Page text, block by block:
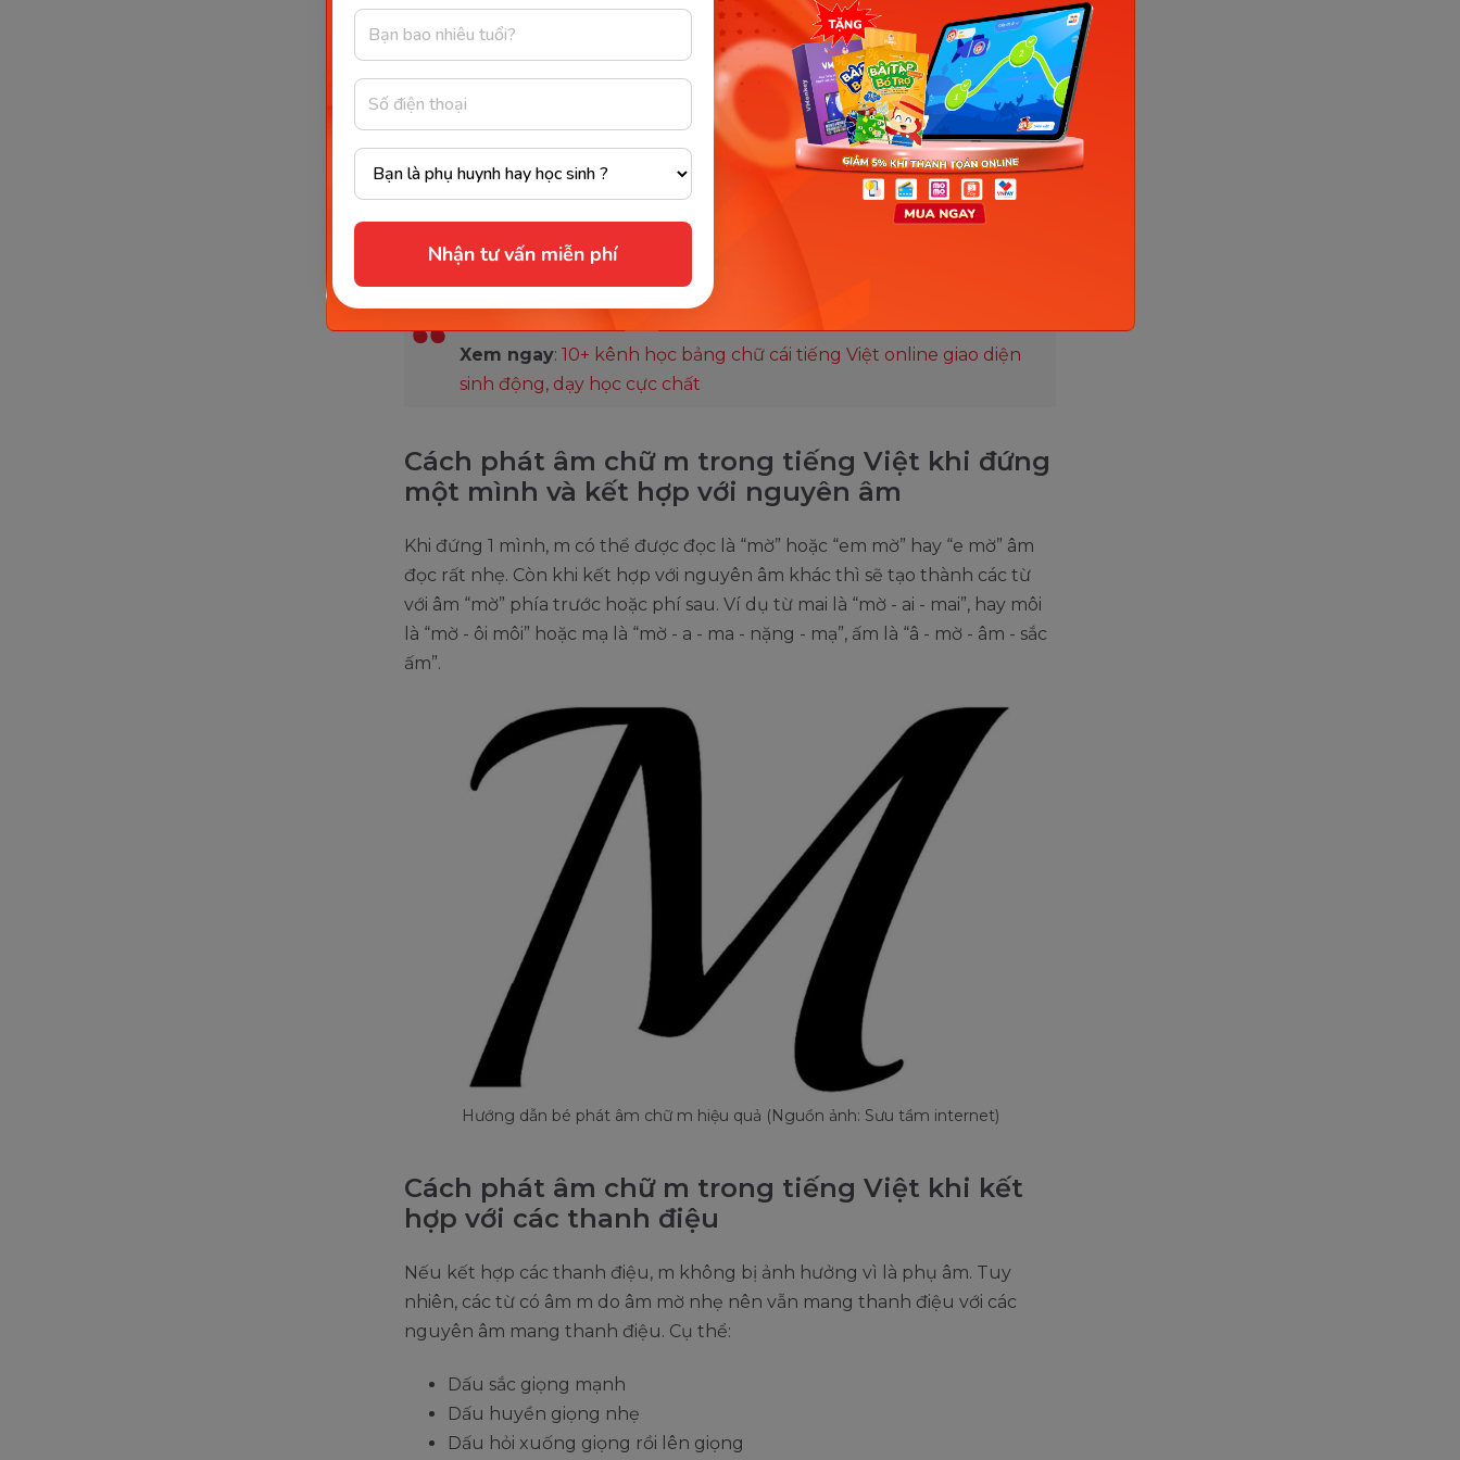
Nhận tư vấn miễn phí
chạm vào nhau trước khi chuẩn bị phát âm còn lưỡi để tự do trong miệng.
Khi bắt đầu phát âm thì đầu lưỡi hơi bật nhẹ xuống và đẩy ra ngoài. Mục
đích là để tạo luồng hơi từ họng đi qua mũi và tác động đến môi mở
miệng, tạo thành âm m.
Đối với cách phát âm chữ m trong tiếng Việt thì mọi người cần lưu ý là của
nó sẽ hơi nhẹ. Đây là âm mà không khí sẽ thoát ra đằng mũi nên nó còn
được gọi là âm mũi. Trong bảng chữ cái tiếng Việt thì m và n đều là âm mũi.
Cả hai âm có cách phát âm tương tự nhau nhưng cách phát âm của âm m
Xem ngay: 10+ kênh học bảng chữ cái tiếng Việt online giao diện
sinh động, dạy học cực chất
Cách phát âm chữ m trong tiếng Việt khi đứng
một mình và kết hợp với nguyên âm
Khi đứng 1 mình, m có thể được đọc là “mờ” hoặc “em mờ” hay “e mờ” âm
đọc rất nhẹ. Còn khi kết hợp với nguyên âm khác thì sẽ tạo thành các từ
với âm “mờ” phía trước hoặc phí sau. Ví dụ từ mai là “mờ - ai - mai”, hay môi
là “mờ - ôi môi” hoặc mạ là “mờ - a - ma - nặng - mạ”, ấm là “â - mờ - âm - sắc
ấm”.
Hướng dẫn bé phát âm chữ m hiệu quả (Nguồn ảnh: Sưu tầm internet)
Cách phát âm chữ m trong tiếng Việt khi kết
hợp với các thanh điệu
Nếu kết hợp các thanh điệu, m không bị ảnh hưởng vì là phụ âm. Tuy
nhiên, các từ có âm m do âm mờ nhẹ nên vẫn mang thanh điệu với các
nguyên âm mang thanh điệu. Cụ thể:
Dấu sắc giọng mạnh
Dấu huyền giọng nhẹ
Dấu hỏi xuống giọng rồi lên giọng